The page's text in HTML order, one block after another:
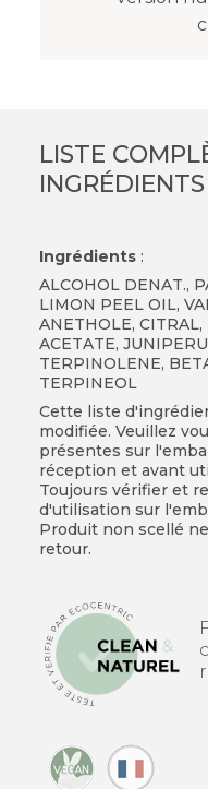
LISTE
INGRÉDIENTS
Ingrédients:
ALCOHOL DENAT.,
LIMON PEEL OIL,
ANETHOLE,
ACETATE,
TERPINOLENE,
TERPINEOL
Cette liste
modifiée. Veuillez
présentes sur
réception et avant
Toujours vérifier et
d'utilisation sur
Produit non scellé
retour.